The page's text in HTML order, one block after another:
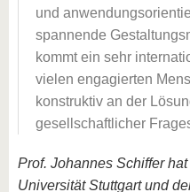
und
spannende
kommt ein sehr
vielen engagierten
konstruktiv an der
gesellschaftlicher
Prof. Johannes Schiffer
Universität Stuttgart und